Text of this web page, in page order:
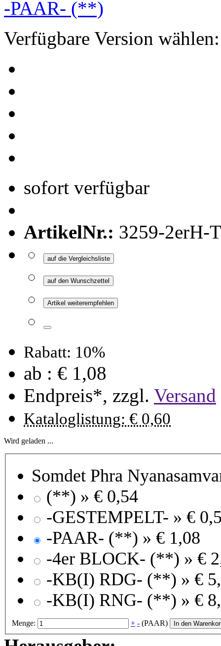
Verfügbare Version wählen:
sofort verfügbar
ArtikelNr.: 3259-2erH-
auf die Vergleichsliste
auf den Wunschzettel
Artikel weiterempfehlen
Rabatt: 10%
ab : € 1,08
Endpreis*, zzgl. Versand
Kataloglistung: € 0,60
Wird geladen ...
Somdet Phra
(**) » € 0,54
-GESTEMPELT- » €
-PAAR- (**) » € 1,08
-4er BLOCK- (**) » €
-KB(I) RDG- (**) » €
-KB(I) RNG- (**) » €
Menge: + - (PAAR) In den